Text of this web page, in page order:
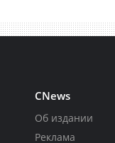
CNews
Об издании
Реклама